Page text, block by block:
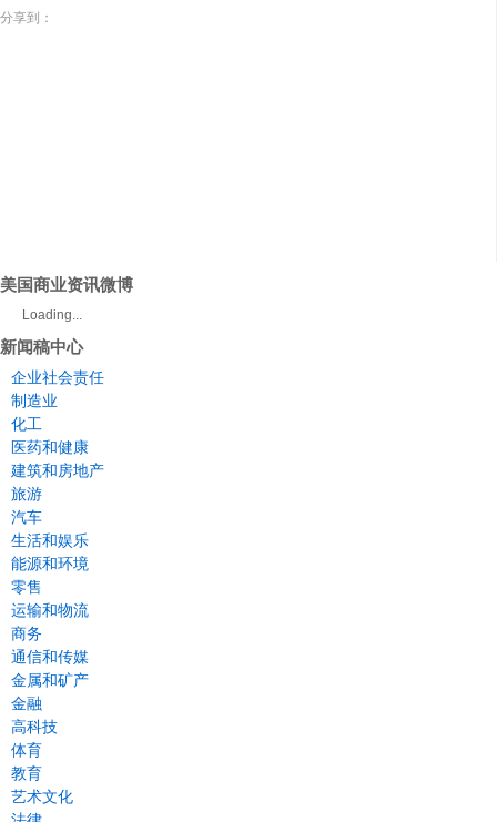
分享到：
美国商业资讯微博
Loading...
新闻稿中心
企业社会责任
制造业
化工
医药和健康
建筑和房地产
旅游
汽车
生活和娱乐
能源和环境
零售
运输和物流
商务
通信和传媒
金属和矿产
金融
高科技
体育
教育
艺术文化